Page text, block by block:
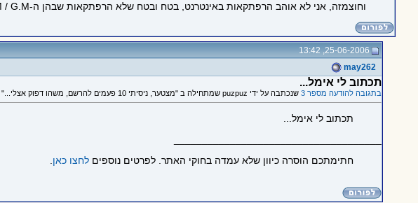
וחוצמזה, אני לא אוהב הרפתקאות באינטרנט, בטח ובטח שלא הרפתקאות שבהן ה-D.M / G.M / שה"מ, הוא לא מקצועי ולא מוכשר ע"י האגודה למשחקי תפקידים בארץ...
25-06-2006, 13:42
may262
תכתוב לי אימל...
בתגובה להודעה מספר 3 שנכתבה על ידי puzpuz שמתחילה ב "מצטער, ניסיתי 10 פעמים להרשם, משהו דפוק אצלי..."
תכתוב לי אימל...
חתימתכם הוסרה כיוון שלא עמדה בחוקי האתר. לפרטים נוספים לחצו כאן